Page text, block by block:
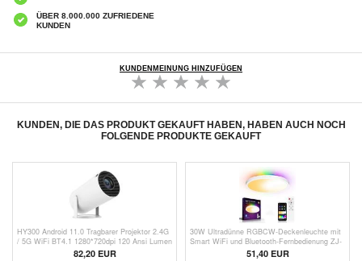
ÜBER 8.000.000 ZUFRIEDENE
KUNDEN
KUNDENMEINUNG HINZUFÜGEN
KUNDEN, DIE DAS PRODUKT GEKAUFT HABEN, HABEN AUCH NOCH
FOLGENDE PRODUKTE GEKAUFT
HY300 Android 11.0 Tragbarer Projektor 2.4G
/ 5G WiFi BT4.1 1280*720dpi 120 Ansi Lumen
Heimkino Media Player - EU Stecker
82,20 EUR
30W Ultradünne RGBCW-Deckenleuchte mit
Smart WiFi und Bluetooth-Fernbedienung ZJ-
WCLD-HC-RGB-CCT-S51,40 EUR